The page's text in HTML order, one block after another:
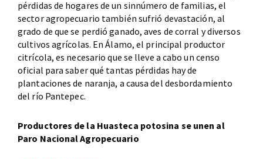
pérdidas de hogares de un sinnúmero de familias, el
sector agropecuario también sufrió devastación, al
grado de que se perdió ganado, aves de corral y diversos
cultivos agrícolas. En Álamo, el principal productor
citrícola, es necesario que se lleve a cabo un censo
oficial para saber qué tantas pérdidas hay de
plantaciones de naranja, a causa del desbordamiento
del río Pantepec.
Productores de la Huasteca potosina se unen al
Paro Nacional Agropecuario